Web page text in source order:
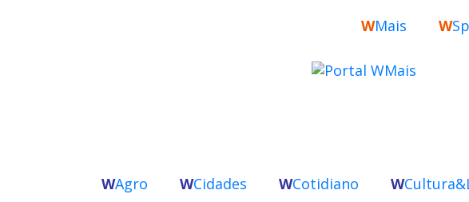
WMais W
WAgro WCidades WCotidiano W